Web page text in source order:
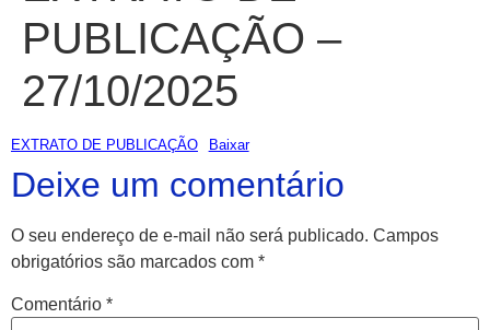
PUBLICAÇÃO –
27/10/2025
EXTRATO DE PUBLICAÇÃO Baixar
Deixe um comentário
O seu endereço de e-mail não será publicado. Campos
obrigatórios são marcados com *
Comentário *